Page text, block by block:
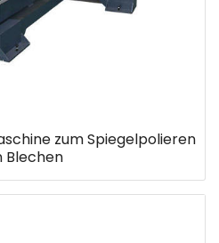
zum Spiegelpolieren
Blechen